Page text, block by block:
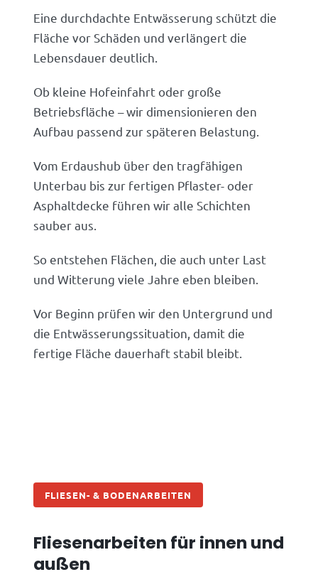
Eine durchdachte Entwässerung schützt die
Fläche vor Schäden und verlängert die
Lebensdauer deutlich.
Ob kleine Hofeinfahrt oder große
Betriebsfläche – wir dimensionieren den
Aufbau passend zur späteren Belastung.
Vom Erdaushub über den tragfähigen
Unterbau bis zur fertigen Pflaster- oder
Asphaltdecke führen wir alle Schichten
sauber aus.
So entstehen Flächen, die auch unter Last
und Witterung viele Jahre eben bleiben.
Vor Beginn prüfen wir den Untergrund und
die Entwässerungssituation, damit die
fertige Fläche dauerhaft stabil bleibt.
FLIESEN- & BODENARBEITEN
Fliesenarbeiten für innen und
außen